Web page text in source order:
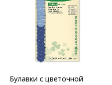
Булавки с цветочной